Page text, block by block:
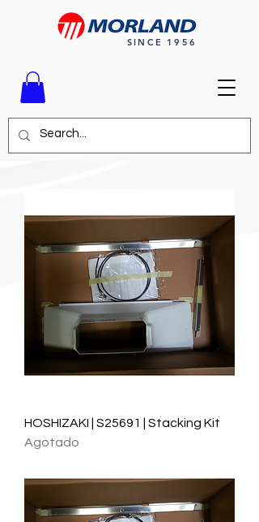
SINCE 1956
HOSHIZAKI | S25691 | Stacking Kit
Agotado